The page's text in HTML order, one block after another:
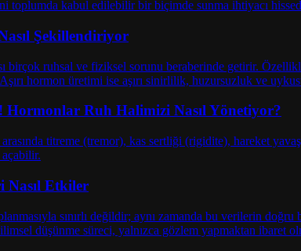
Şekillendiriyor
Hormonlar Ruh Halimizi Nasıl Yönetiyor?
Nasıl Etkiler